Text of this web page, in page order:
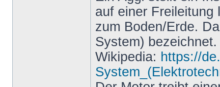
auf einer Freileitung
zum Boden/Erde.
System)
Wikipedia: https://